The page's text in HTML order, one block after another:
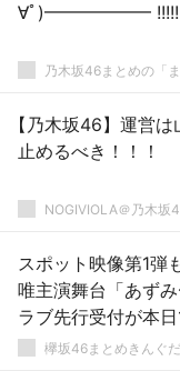
∀ﾟ)━━━━━━ !!!!!【
乃木坂46まとめの「ま
【乃木坂46】運営
止めるべき！！！
NOGIVIOLA＠乃木坂
スポット映像第1弾
唯主演舞台「あず
ラブ先行受付が本
欅坂46まとめきんぐ